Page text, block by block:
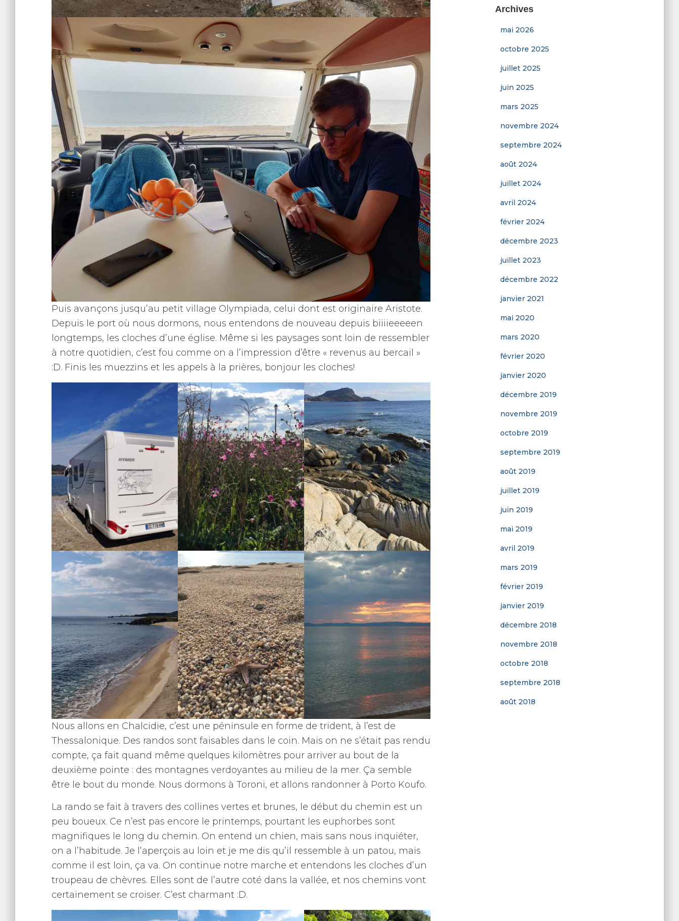
Puis avançons jusqu’au petit village Olympiada, celui dont est originaire Aristote.
Depuis le port où nous dormons, nous entendons de nouveau depuis biiiieeeeen
longtemps, les cloches d’une église. Même si les paysages sont loin de ressembler
à notre quotidien, c’est fou comme on a l’impression d’être « revenus au bercail »
:D. Finis les muezzins et les appels à la prières, bonjour les cloches!
Nous allons en Chalcidie, c’est une péninsule en forme de trident, à l’est de
Thessalonique. Des randos sont faisables dans le coin. Mais on ne s’était pas rendu
compte, ça fait quand même quelques kilomètres pour arriver au bout de la
deuxième pointe : des montagnes verdoyantes au milieu de la mer. Ça semble
être le bout du monde. Nous dormons à Toroni, et allons randonner à Porto Koufo.
La rando se fait à travers des collines vertes et brunes, le début du chemin est un
peu boueux. Ce n’est pas encore le printemps, pourtant les euphorbes sont
magnifiques le long du chemin. On entend un chien, mais sans nous inquiéter,
on a l’habitude. Je l’aperçois au loin et je me dis qu’il ressemble à un patou, mais
comme il est loin, ça va. On continue notre marche et entendons les cloches d’un
troupeau de chèvres. Elles sont de l’autre coté dans la vallée, et nos chemins vont
certainement se croiser. C’est charmant :D.
Archives
mai 2026
octobre 2025
juillet 2025
juin 2025
mars 2025
novembre 2024
septembre 2024
août 2024
juillet 2024
avril 2024
février 2024
décembre 2023
juillet 2023
décembre 2022
janvier 2021
mai 2020
mars 2020
février 2020
janvier 2020
décembre 2019
novembre 2019
octobre 2019
septembre 2019
août 2019
juillet 2019
juin 2019
mai 2019
avril 2019
mars 2019
février 2019
janvier 2019
décembre 2018
novembre 2018
octobre 2018
septembre 2018
août 2018